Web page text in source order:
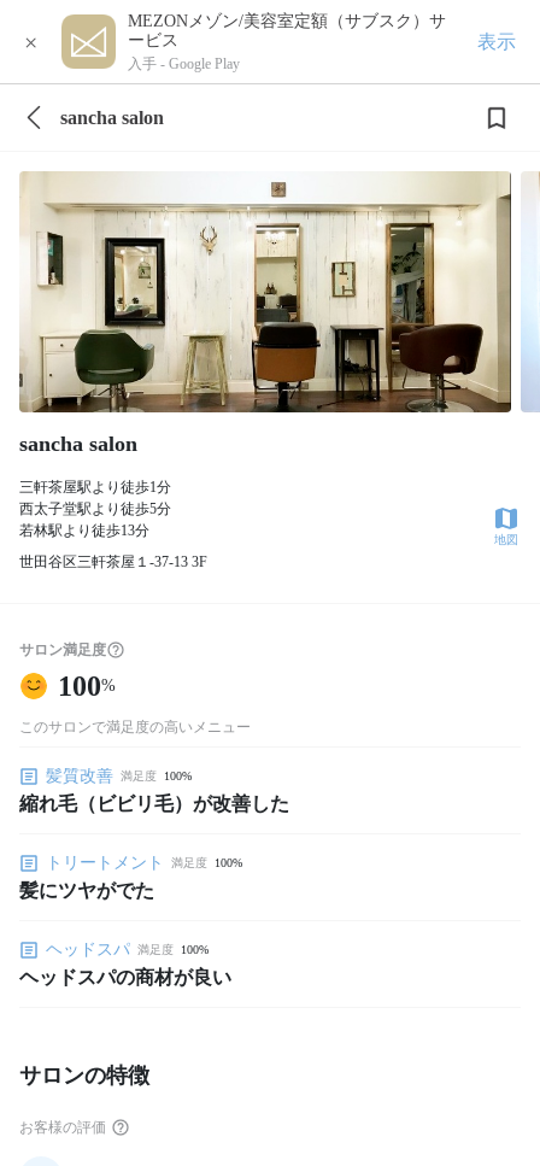
×
MEZONメゾン/美容室定額（サブスク）サ
ービス
入手 - Google Play
表示
sancha salon
sancha salon
三軒茶屋駅より徒歩1分
西太子堂駅より徒歩5分
若林駅より徒歩13分
世田谷区三軒茶屋１-37-13 3F
地図
サロン満足度
100%
このサロンで満足度の高いメニュー
髪質改善 満足度 100%
縮れ毛（ビビリ毛）が改善した
トリートメント 満足度 100%
髪にツヤがでた
ヘッドスパ 満足度 100%
ヘッドスパの商材が良い
サロンの特徴
お客様の評価